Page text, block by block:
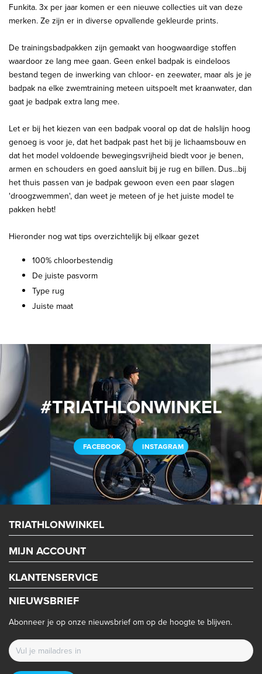
Funkita. 3x per jaar komen er een nieuwe collecties uit van deze
merken. Ze zijn er in diverse opvallende gekleurde prints.
De trainingsbadpakken zijn gemaakt van hoogwaardige stoffen
waardoor ze lang mee gaan. Geen enkel badpak is eindeloos
bestand tegen de inwerking van chloor- en zeewater, maar als je je
badpak na elke zwemtraining meteen uitspoelt met kraanwater, dan
gaat je badpak extra lang mee.
Let er bij het kiezen van een badpak vooral op dat de halslijn hoog
genoeg is voor je, dat het badpak past het bij je lichaamsbouw en
dat het model voldoende bewegingsvrijheid biedt voor je benen,
armen en schouders en goed aansluit bij je rug en billen. Dus...bij
het thuis passen van je badpak gewoon even een paar slagen
'droogzwemmen', dan weet je meteen of je het juiste model te
pakken hebt!
Hieronder nog wat tips overzichtelijk bij elkaar gezet
100% chloorbestendig
De juiste pasvorm
Type rug
Juiste maat
#TRIATHLONWINKEL
FACEBOOK INSTAGRAM
TRIATHLONWINKEL
MIJN ACCOUNT
KLANTENSERVICE
NIEUWSBRIEF
Abonneer je op onze nieuwsbrief om op de hoogte te blijven.